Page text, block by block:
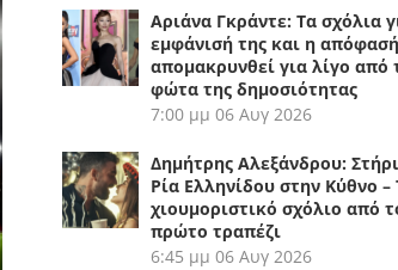
Αριάνα Γκράντε: Τα σχόλια
εμφάνισή της και η
απομακρυνθεί για λίγο από
φώτα της δημοσιότητας
7:00 μμ 06 Αυγ 2026
Δημήτρης Αλεξάνδρου:
Ρία Ελληνίδου στην Κύθνο –
χιουμοριστικό σχόλιο από
πρώτο τραπέζι
6:45 μμ 06 Αυγ 2026